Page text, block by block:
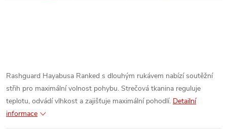
Rashguard Hayabusa Ranked s dlouhým rukávem nabízí soutěžní
střih pro maximální volnost pohybu. Strečová tkanina reguluje
teplotu, odvádí vlhkost a zajišťuje maximální pohodlí. Detailní
informace